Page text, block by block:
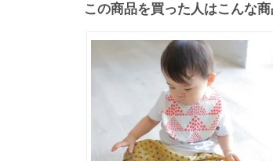
この商品を買った人はこんな